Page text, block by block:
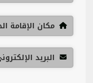
مكان الإقامة
البريد